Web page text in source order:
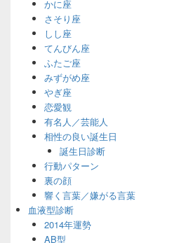
かに座
さそり座
しし座
てんびん座
ふたご座
みずがめ座
やぎ座
恋愛観
有名人／芸能人
相性の良い誕生日
誕生日診断
行動パターン
裏の顔
響く言葉／嫌がる言葉
血液型診断
2014年運勢
AB型